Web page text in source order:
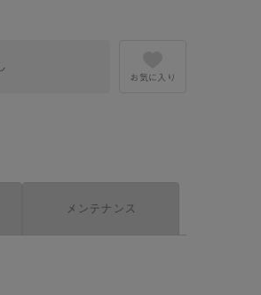
お気に入り
メンテナンス